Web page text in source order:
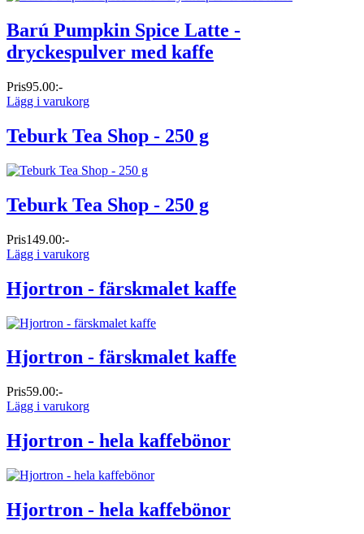
Barú Pumpkin Spice Latte -
dryckespulver med kaffe
Pris95.00:-
Lägg i varukorg
Teburk Tea Shop - 250 g
Teburk Tea Shop - 250 g
Pris149.00:-
Lägg i varukorg
Hjortron - färskmalet kaffe
Hjortron - färskmalet kaffe
Pris59.00:-
Lägg i varukorg
Hjortron - hela kaffebönor
Hjortron - hela kaffebönor